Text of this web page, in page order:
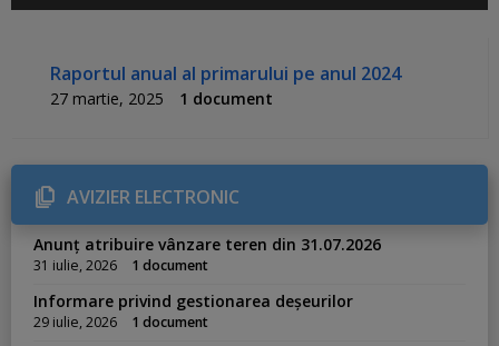
Raportul anual al primarului pe anul 2024
27 martie, 2025 1 document
AVIZIER ELECTRONIC
Anunț atribuire vânzare teren din 31.07.2026
31 iulie, 2026 1 document
Informare privind gestionarea deșeurilor
29 iulie, 2026 1 document